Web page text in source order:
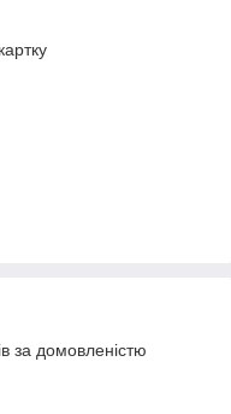
за домовленістю